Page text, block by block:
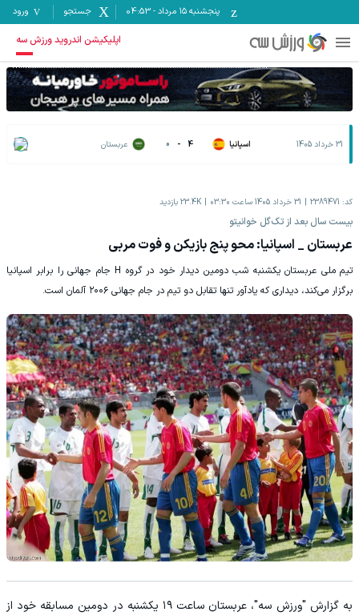
پنجشنبه ۱۵ مرداد -
04:53 جستجو ورود
اپلیکیشن اندروید ورزش سه
31 خرداد 1405 اسپانیا 4
-
0 عربستان
کد: 2389471 31 خرداد 1405 ساعت 03:30 23.4K بازدید
بیست سال بعد از تک‌گل خوانیتو
عربستان _ اسپانیا: محو پنج بازیکن و فوت مربی
تیم ملی عربستان یکشنبه شب دومین دیدار خود در گروه H جام جهانی را برابر اسپانیا
برگزار می‌کند، دیداری که یادآور تنها تقابل دو تیم در جام جهانی ۲۰۰۶ آلمان است.
به گزارش "ورزش سه"، عربستان ساعت ۱۹ یکشنبه در دومین مسابقه خود از